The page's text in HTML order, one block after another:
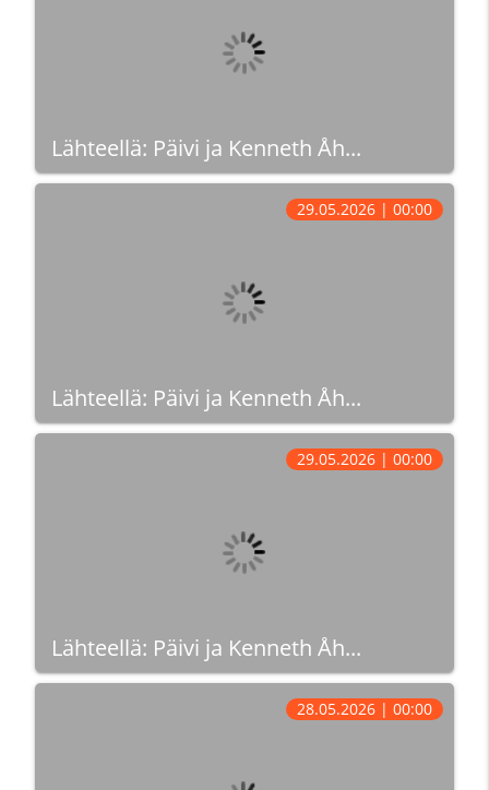
Lähteellä: Päivi ja Kenneth Åh...
Lähteellä: Päivi ja Kenneth Åh...
29.05.2026 | 00:00
Lähteellä: Päivi ja Kenneth Åh...
29.05.2026 | 00:00
28.05.2026 | 00:00